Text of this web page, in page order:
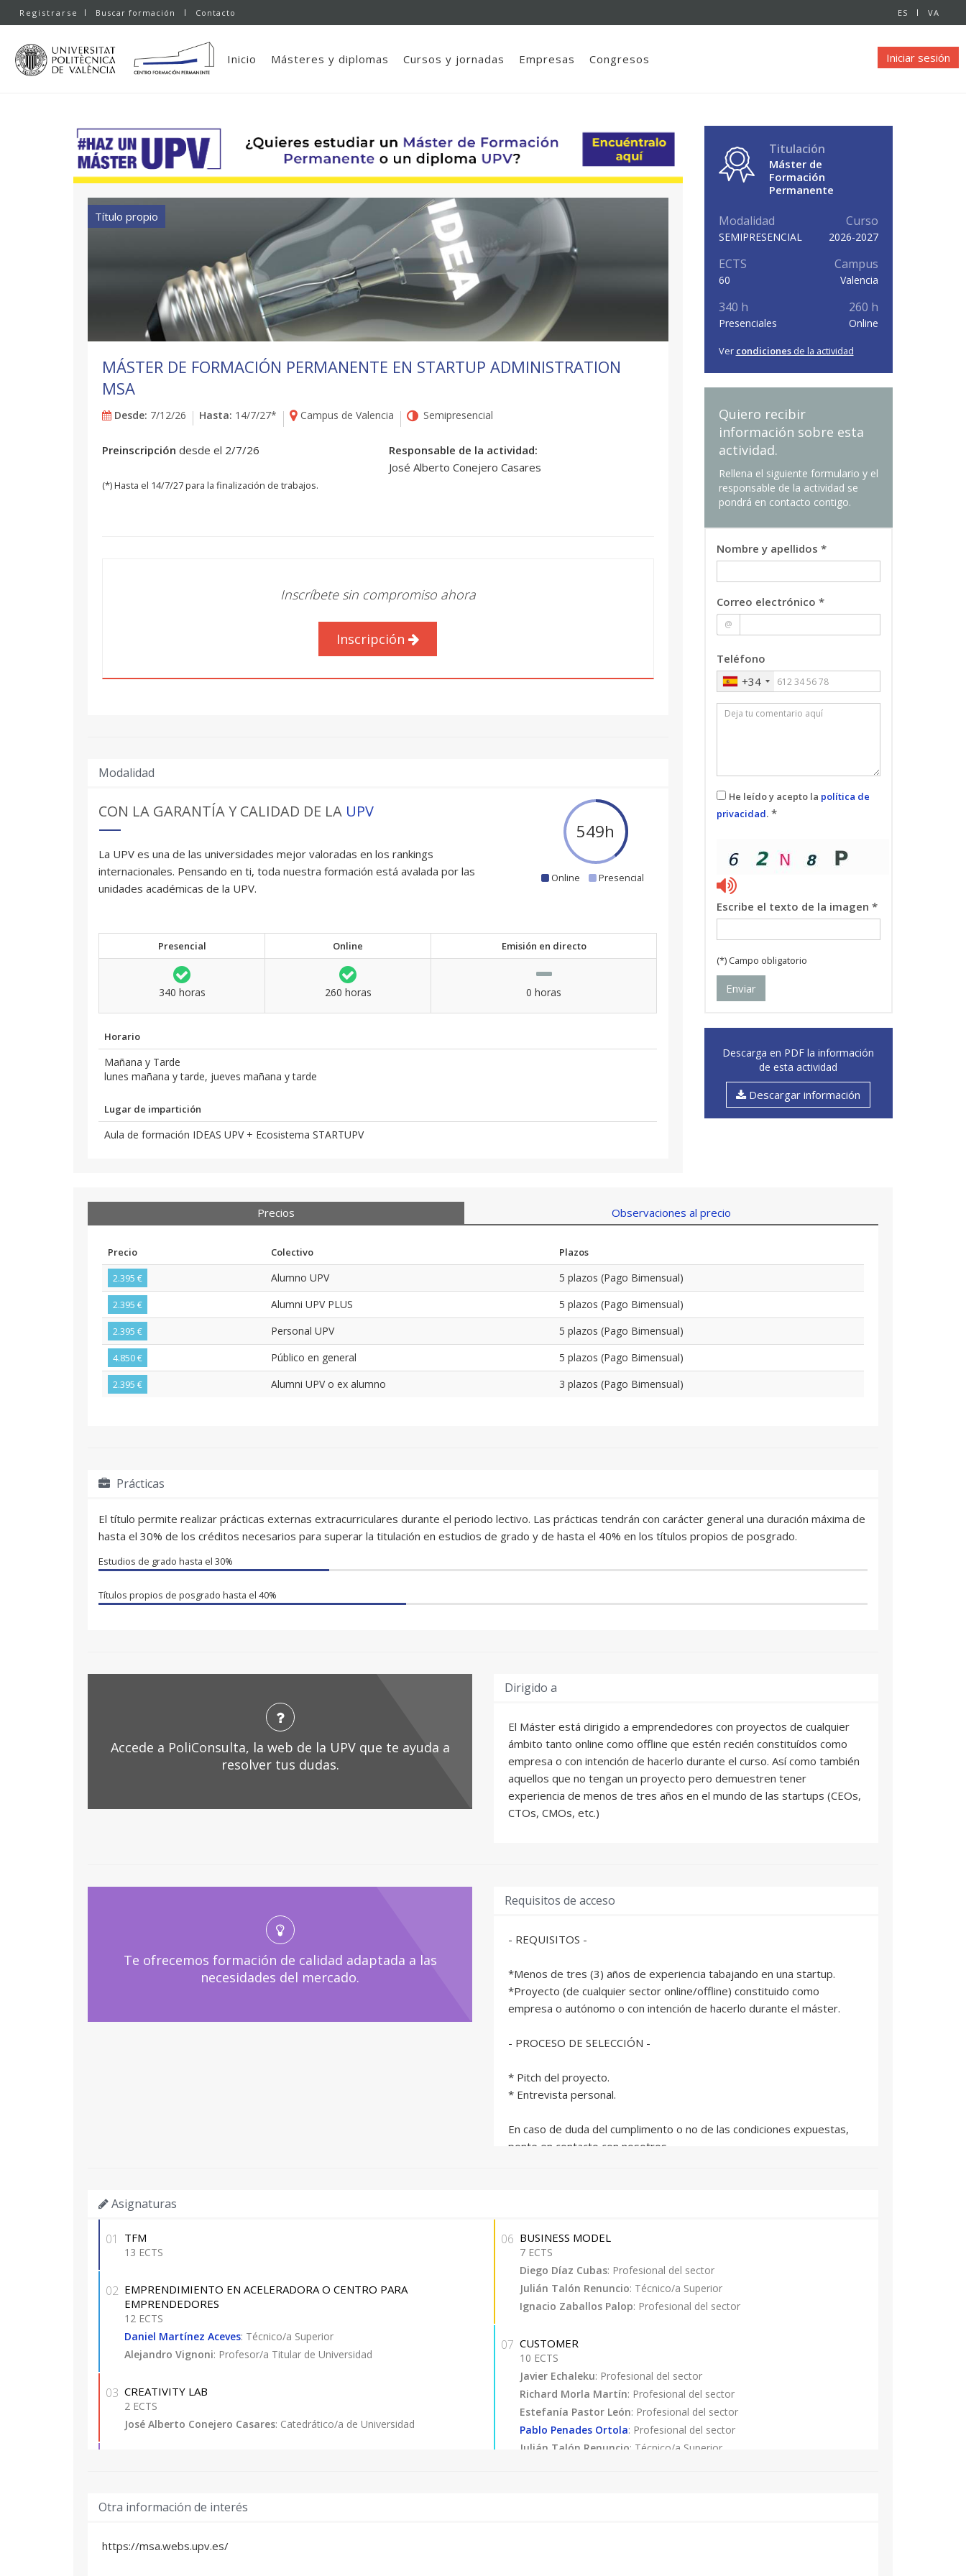
Registrarse Buscar formación Contacto ES VA
Iniciar sesión
Inicio Másteres y diplomas Cursos y jornadas Empresas Congresos
Título propio
MÁSTER DE FORMACIÓN PERMANENTE EN STARTUP ADMINISTRATION
MSA
Desde: 7/12/26 Hasta: 14/7/27* Campus de Valencia Semipresencial
Preinscripción desde el 2/7/26
(*) Hasta el 14/7/27 para la finalización de trabajos.
Responsable de la actividad:
José Alberto Conejero Casares
Inscríbete sin compromiso ahora
Inscripción
Modalidad
CON LA GARANTÍA Y CALIDAD DE LA UPV
La UPV es una de las universidades mejor valoradas en los rankings
internacionales. Pensando en ti, toda nuestra formación está avalada por las
unidades académicas de la UPV.
600h
Online Presencial
Presencial Online Emisión en directo
340 horas 260 horas 0 horas
Horario
Mañana y Tarde
lunes mañana y tarde, jueves mañana y tarde
Lugar de impartición
Aula de formación IDEAS UPV + Ecosistema STARTUPV
Titulación
Máster de
Formación
Permanente
Modalidad
SEMIPRESENCIAL
Curso
2026-2027
ECTS
60
Campus
Valencia
340 h
Presenciales
260 h
Online
Ver condicionesde la actividad
Quiero recibir
información sobre esta
actividad.
Rellena el siguiente formulario y el
responsable de la actividad se
pondrá en contacto contigo.
Nombre y apellidos *
Correo electrónico *
@
Teléfono
+34
He leído y acepto la política de
privacidad.*
Escribe el texto de la imagen *
(*) Campo obligatorio
Enviar
Descarga en PDF la información
de esta actividad
Descargar información
Precios Observaciones al precio
Precio Colectivo
Plazos
2.395 €
Alumno UPV 5 plazos (Pago Bimensual)
2.395 € Alumni UPV PLUS 5 plazos (Pago Bimensual)
2.395 € Personal UPV 5 plazos (Pago Bimensual)
4.850 € Público en general 5 plazos (Pago Bimensual)
2.395 € Alumni UPV o ex alumno 3 plazos (Pago Bimensual)
Prácticas
El título permite realizar prácticas externas extracurriculares durante el periodo lectivo. Las prácticas tendrán con carácter general una duración máxima de
hasta el 30% de los créditos necesarios para superar la titulación en estudios de grado y de hasta el 40% en los títulos propios de posgrado.
Estudios de grado hasta el 30%
Títulos propios de posgrado hasta el 40%
Accede a PoliConsulta, la web de la UPV que te ayuda a
resolver tus dudas.
Dirigido a
El Máster está dirigido a emprendedores con proyectos de cualquier
ámbito tanto online como offline que estén recién constituídos como
empresa o con intención de hacerlo durante el curso. Así como también
aquellos que no tengan un proyecto pero demuestren tener
experiencia de menos de tres años en el mundo de las startups (CEOs,
CTOs, CMOs, etc.)
Te ofrecemos formación de calidad adaptada a las
necesidades del mercado.
Requisitos de acceso
- REQUISITOS -
*Menos de tres (3) años de experiencia tabajando en una startup.
*Proyecto (de cualquier sector online/offline) constituido como
empresa o autónomo o con intención de hacerlo durante el máster.
- PROCESO DE SELECCIÓN -
* Pitch del proyecto.
* Entrevista personal.
En caso de duda del cumplimento o no de las condiciones expuestas,
ponte en contacto con nosotros.
Asignaturas
01 TFM
13 ECTS
02 EMPRENDIMIENTO EN ACELERADORA O CENTRO PARA
EMPRENDEDORES
12 ECTS
Daniel Martínez Aceves: Técnico/a Superior
Alejandro Vignoni: Profesor/a Titular de Universidad
03 CREATIVITY LAB
2 ECTS
José Alberto Conejero Casares: Catedrático/a de Universidad
Cristian Cañadas Gil: Profesional del sector
06 BUSINESS MODEL
7 ECTS
Diego Díaz Cubas: Profesional del sector
Julián Talón Renuncio: Técnico/a Superior
Ignacio Zaballos Palop: Profesional del sector
07 CUSTOMER
10 ECTS
Javier Echaleku: Profesional del sector
Richard Morla Martín: Profesional del sector
Estefanía Pastor León: Profesional del sector
Pablo Penades Ortola: Profesional del sector
Julián Talón Renuncio: Técnico/a Superior
Otra información de interés
https://msa.webs.upv.es/